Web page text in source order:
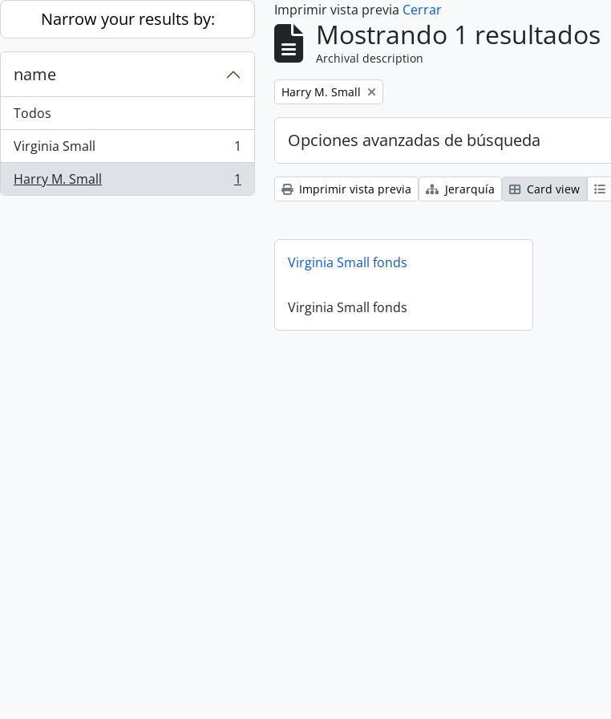
Skip to main content
Narrow your results by:
name
Todos
Virginia Small
, 1 resultados
1
Harry M. Small
, 1 resultados 1
Imprimir vista previa Cerrar
Mostrando 1 resultados
Archival description
Remove filter:
Harry M. Small
Opciones avanzadas de búsqueda
Imprimir vista previa Jerarquía Card view
Virginia Small fonds
Virginia Small fonds